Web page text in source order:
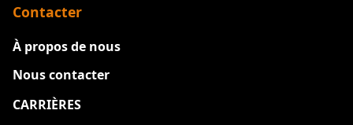
Contacter
À propos de nous
Nous contacter
CARRIÈRES